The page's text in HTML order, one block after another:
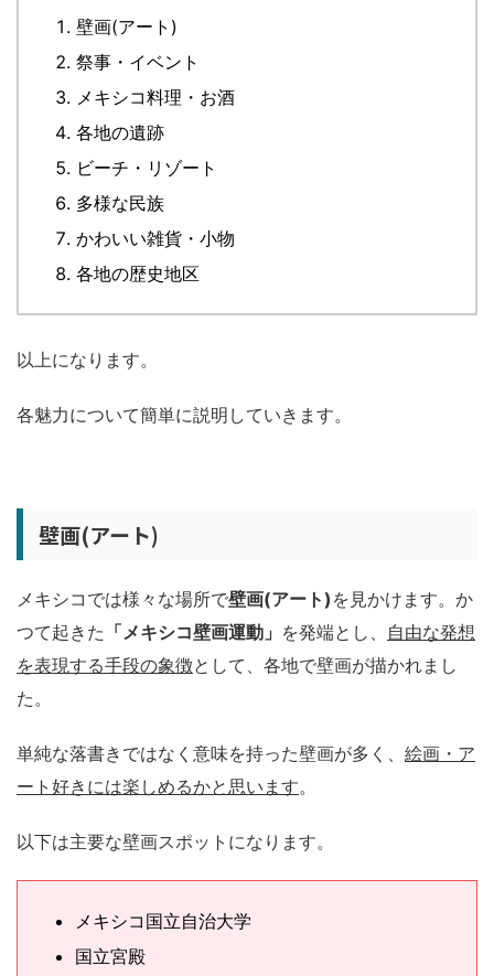
壁画(アート)
祭事・イベント
メキシコ料理・お酒
各地の遺跡
ビーチ・リゾート
多様な民族
かわいい雑貨・小物
各地の歴史地区
以上になります。
各魅力について簡単に説明していきます。
壁画(アート)
メキシコでは様々な場所で壁画(アート) を見かけます。か
つて起きた 「メキシコ壁画運動」 を発端とし、 自由な発想
を表現する手段の象徴として、各地で壁画が描かれまし
た。
単純な落書きではなく意味を持った壁画が多く、 絵画・ア
ート好きには楽しめるかと思います。
以下は主要な壁画スポットになります。
メキシコ国立自治大学
国立宮殿